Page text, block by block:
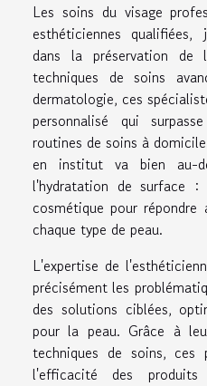
Les soins du visage
esthéticiennes
dans la préservation de
techniques de soins
dermatologie, ces
personnalisé qui
routines de soins à
en institut va bien au-
l'hydratation de surface
cosmétique pour répondre
chaque type de peau.
L'expertise de
précisément les
des solutions ciblées,
pour la peau. Grâce à
techniques de soins, ces
l'efficacité des